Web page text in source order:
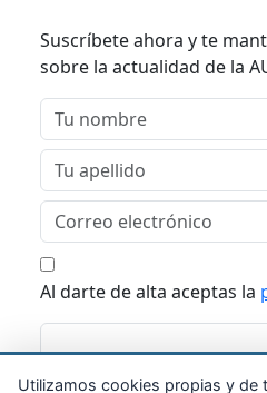
Suscríbete ahora y te
sobre la actualidad de la
Al darte de alta aceptas la
Utilizamos cookies propias y de